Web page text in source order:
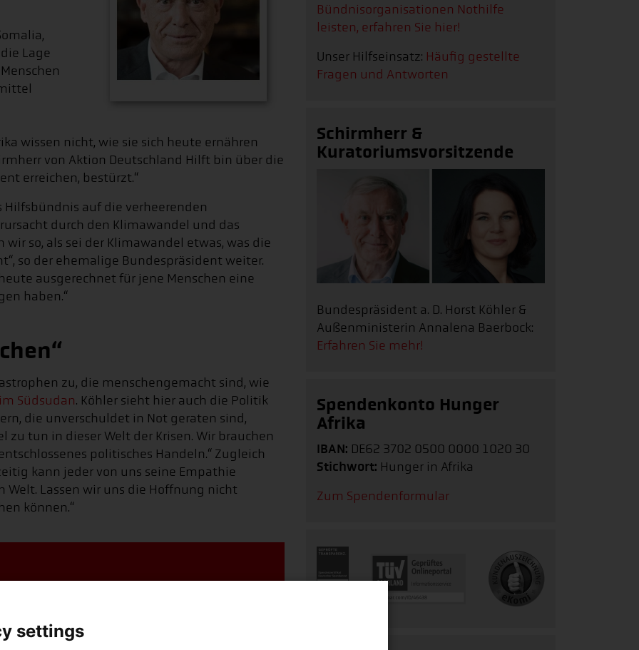
Lage
wissen nicht, wie sie sich heute ernähren
von Aktion Deutschland Hilft bin über die
erreichen, bestürzt.“
Hilfsbündnis auf die verheerenden
durch den Klimawandel und das
wir so, als sei der Klimawandel etwas, was die
so der ehemalige Bundespräsident weiter.
ausgerechnet für jene Menschen eine
haben.“
zu, die menschengemacht sind, wie
Südsudan. Köhler sieht hier auch die Politik
die unverschuldet in Not geraten sind,
zu tun in dieser Welt der Krisen. Wir brauchen
politisches Handeln.“ Zugleich
kann jeder von uns seine Empathie
Welt. Lassen wir uns die Hoffnung nicht
können.“
+++
der Hilfsorganisationen,
betroffene Menschen in Afrika:
Bündnisorganisationen Nothilfe
leisten, erfahren Sie hier!
Unser Hilfseinsatz: Häufig gestellte
Fragen und Antworten
Schirmherr &
Kuratoriumsvorsitzende
Bundespräsident a. D. Horst Köhler &
Außenministerin Annalena Baerbock:
Erfahren Sie mehr!
Spendenkonto Hunger
Afrika
IBAN: DE62 3702 0500 0000 1020 30
Stichwort: Hunger in Afrika
Zum Spendenformular
settings